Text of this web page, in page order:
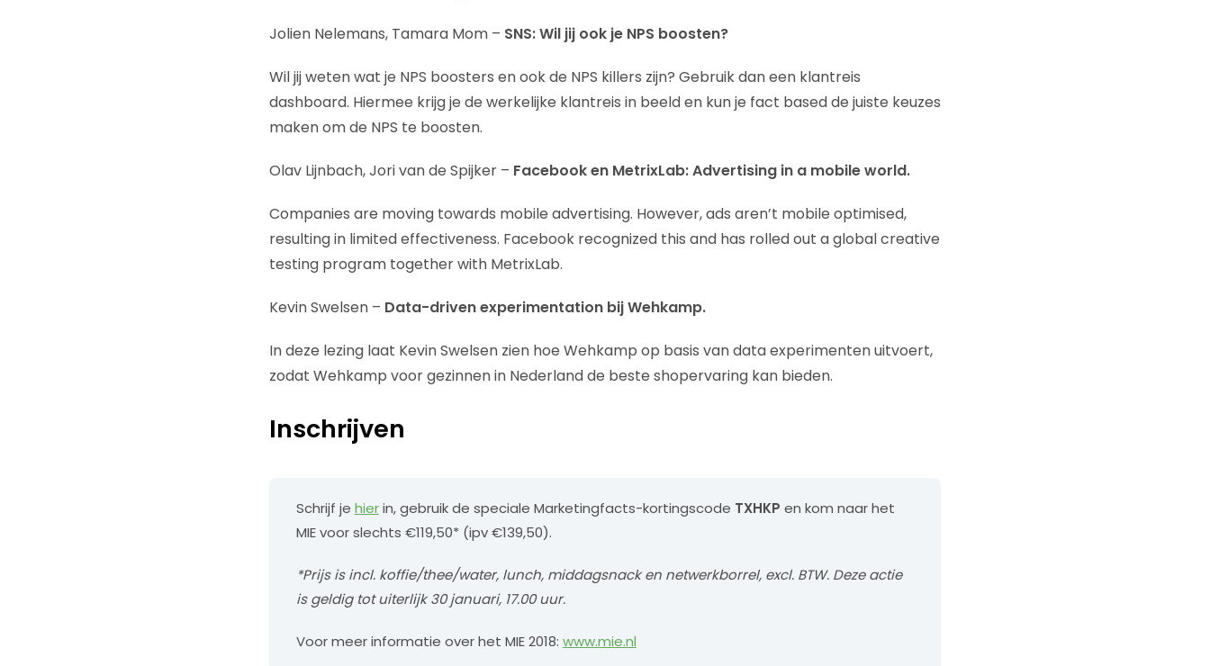
Jolien Nelemans, Tamara Mom – SNS: Wil jij ook je NPS boosten?
Wil jij weten wat je NPS boosters en ook de NPS killers zijn? Gebruik dan een klantreis
dashboard. Hiermee krijg je de werkelijke klantreis in beeld en kun je fact based de juiste keuzes
maken om de NPS te boosten.
Olav Lijnbach, Jori van de Spijker – Facebook en MetrixLab: Advertising in a mobile world.
Companies are moving towards mobile advertising. However, ads aren’t mobile optimised,
resulting in limited effectiveness. Facebook recognized this and has rolled out a global creative
testing program together with MetrixLab.
Kevin Swelsen – Data-driven experimentation bij Wehkamp.
In deze lezing laat Kevin Swelsen zien hoe Wehkamp op basis van data experimenten uitvoert,
zodat Wehkamp voor gezinnen in Nederland de beste shopervaring kan bieden.
Inschrijven
Schrijf je hierin, gebruik de speciale Marketingfacts-kortingscode TXHKP en kom naar het
MIE voor slechts €119,50* (ipv €139,50).
*Prijs is incl. koffie/thee/water, lunch, middagsnack en netwerkborrel, excl. BTW. Deze actie
is geldig tot uiterlijk 30 januari, 17.00 uur.
Voor meer informatie over het MIE 2018: www.mie.nl